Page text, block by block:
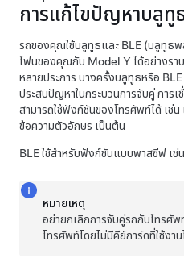
การแก้ไขปัญหาบลูทู
รถของคุณใช้บลูทูธและ BLE (บลูทูธ
โฟนของคุณกับ Model Y ได้อย่างรา
หลายประการ บางครั้งบลูทูธหรือ
ประสบปัญหาในกระบวนการจับคู่ การ
สามารถใช้ฟังก์ชันของโทรศัพท์ได้ เช่
ข้อความตัวอักษร เป็นต้น
BLE ใช้สำหรับฟังก์ชันแบบพาสซีฟ เช่
หมายเหตุ
อย่ายกเลิกการจับคู่รถกับโทร
โทรศัพท์โดยไม่มีคีย์การ์ดที่ใช้งา